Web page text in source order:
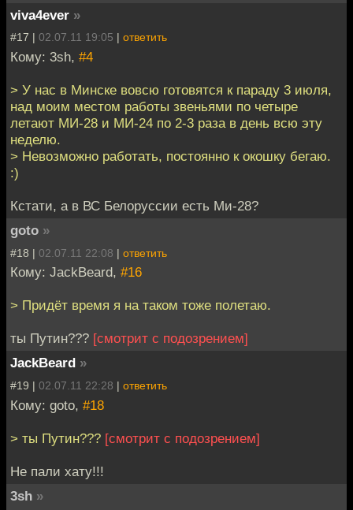
viva4ever »
#17 | 02.07.11 19:05 | ответить
Кому: 3sh, #4
> У нас в Минске вовсю готовятся к параду 3 июля,
над моим местом работы звеньями по четыре
летают МИ-28 и МИ-24 по 2-3 раза в день всю эту
неделю.
> Невозможно работать, постоянно к окошку бегаю.
:)
Кстати, а в ВС Белоруссии есть Ми-28?
goto »
#18 | 02.07.11 22:08 | ответить
Кому: JackBeard, #16
> Придёт время я на таком тоже полетаю.
ты Путин??? [смотрит с подозрением]
JackBeard »
#19 | 02.07.11 22:28 | ответить
Кому: goto, #18
> ты Путин??? [смотрит с подозрением]
Не пали хату!!!
3sh »